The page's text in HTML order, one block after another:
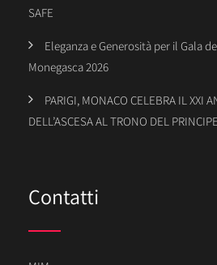
SAFE
Eleganza e Generosità per il Gala
Monegasca 2026
PARIGI, MONACO CELEBRA IL XXI
DELL’ASCESA AL TRONO DEL
Contatti